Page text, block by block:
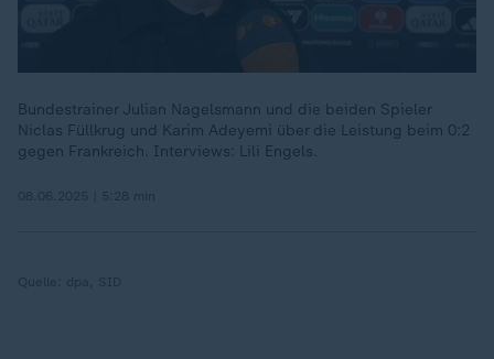
Bundestrainer Julian Nagelsmann und die beiden Spieler
Niclas Füllkrug und Karim Adeyemi über die Leistung beim 0:2
gegen Frankreich. Interviews: Lili Engels.